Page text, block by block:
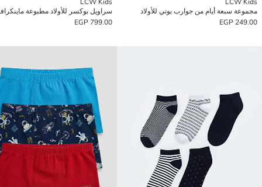
مجموعة سبعة أيام من جوارب بوتي للأولاد
249.00 EGP
799.00 EGP